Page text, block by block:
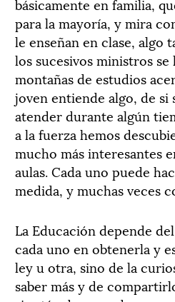
básicamente en familia,
para la mayoría, y mira
le enseñan en clase, algo
los sucesivos ministros
montañas de estudios
joven entiende algo, de si
atender durante algún
a la fuerza hemos
mucho más interesantes
aulas. Cada uno puede
medida, y muchas veces
La Educación depende
cada uno en obtenerla y
ley u otra, sino de la
saber más y de